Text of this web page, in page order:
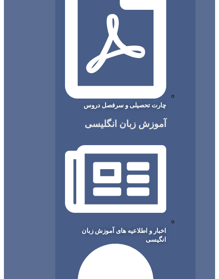
چارت تحصیلی و سرفصل دروس
آموزش زبان انگلیسی
اخبار و اطلاعیه های آموزش زبان